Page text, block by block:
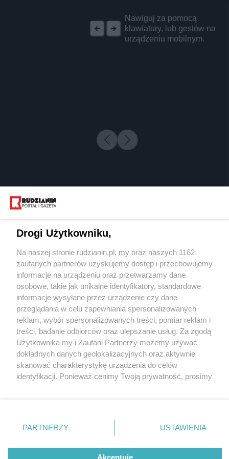
Nawiguj za pomocą
klawiatury, lub gestów na
urządzeniu mobilnym.
1 / 0
Wydawca mediów
Nie zapomnij
zapoznać się z:
polityką prywatności regulamin korzystania z portali
Twojemiasto
Piekary Śląskie
Chorzów
Tarnowskie Góry
Gliwice
Skontakuj sięz nami
Kontakt
Wydawca
Redakcja
Drogi Użytkowniku,
Na naszej stronie rudzianin.pl, my oraz naszych 1162
zaufanych partnerów uzyskujemy dostęp i przechowujemy
informacje na urządzeniu oraz przetwarzamy dane
osobowe, takie jak unikalne identyfikatory, standardowe
informacje wysyłane przez urządzenie czy dane
przeglądania w celu zapewniania spersonalizowanych
reklam, wybór spersonalizowanych treści, pomiar reklam i
treści, badanie odbiorców oraz ulepszanie usług. Za zgodą
Użytkownika my i Zaufani Partnerzy możemy używać
dokładnych danych geolokalizacyjnych oraz aktywnie
skanować charakterystykę urządzenia do celów
identyfikacji. Ponieważ cenimy Twoją prywatność, prosimy
prywatności znajdujący się w lewym dolnym rogu strony
. Niektóre rodzaje przetwarzania danych nie wymagają
zgody użytkownika, ale masz prawo sprzeciwić się
takiemu przetwarzaniu. Preferencje będą miały
PARTNERZY USTAWIENIA
Akceptuję